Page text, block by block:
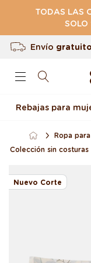
contenido
TODAS LAS
Envío gratuito
Devolución en
Rebajas para
Ropa
Colección sin
Nuevo Corte
información del
producto